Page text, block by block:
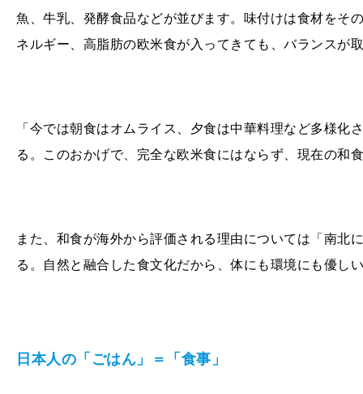
魚、牛乳、発酵食品などが並びます。味付けは食材をそ
ネルギー、高脂肪の欧米食が入ってきても、バランスが
「今では朝食はオムライス、夕食は中華料理など多様化
る。このおかげで、完全な欧米食にはならず、現在の和
また、和食が海外から評価される理由については「南北
る。自然と融合した食文化だから、体にも環境にも優し
日本人の「ごはん」＝「食事」